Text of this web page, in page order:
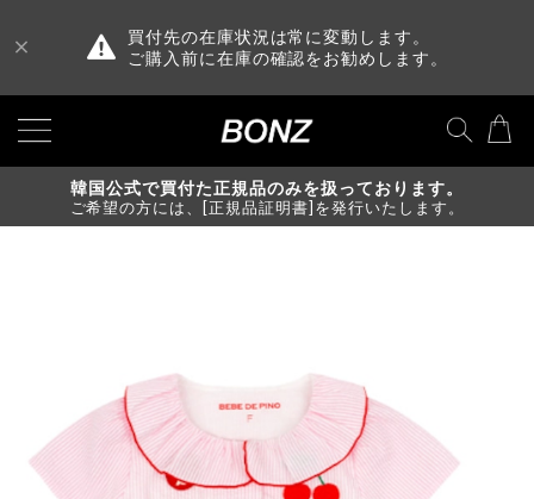
買付先の在庫状況は常に変動します。
ご購入前に在庫の確認をお勧めします。
韓国公式で買付た正規品のみを扱っております。
ご希望の方には、[正規品証明書]を発行いたします。